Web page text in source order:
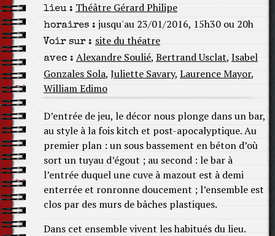
lieu : Théâtre Gérard Philipe
horaires : jusqu'au 23/01/2016, 15h30 ou 20h
Voir sur : site du théatre
avec : Alexandre Soulié, Bertrand Usclat, Isabel
Gonzales Sola, Juliette Savary, Laurence Mayor,
William Edimo
D’entrée de jeu, le décor nous plonge dans un bar,
au style à la fois kitch et post-apocalyptique. Au
premier plan : un sous bassement en béton d’où
sort un tuyau d’égout ; au second : le bar à
l’entrée duquel une cuve à mazout est à demi
enterrée et ronronne doucement ; l’ensemble est
clos par des murs de bâches plastiques.
Dans cet ensemble vivent les habitués du lieu.